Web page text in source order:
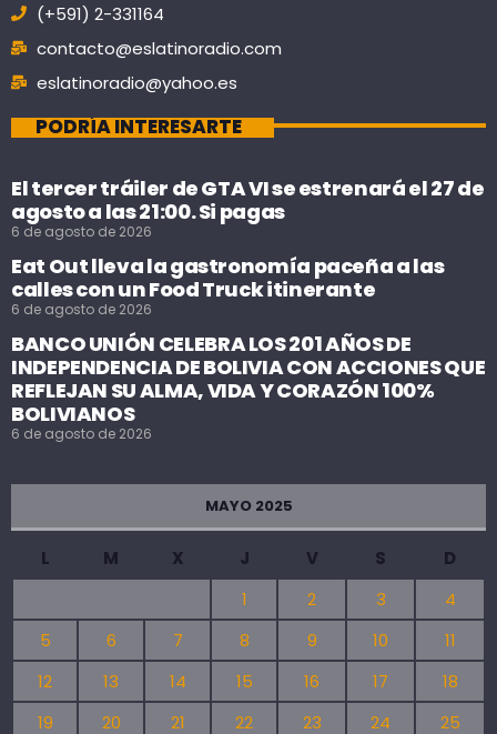
(+591) 2-331164
contacto@eslatinoradio.com
eslatinoradio@yahoo.es
PODRÍA INTERESARTE
El tercer tráiler de GTA VI se estrenará el 27 de
agosto a las 21:00. Si pagas
6 de agosto de 2026
Eat Out lleva la gastronomía paceña a las
calles con un Food Truck itinerante
6 de agosto de 2026
BANCO UNIÓN CELEBRA LOS 201 AÑOS DE
INDEPENDENCIA DE BOLIVIA CON ACCIONES QUE
REFLEJAN SU ALMA, VIDA Y CORAZÓN 100%
BOLIVIANOS
6 de agosto de 2026
MAYO 2025
L M X J V S
D
1
2 3
4
5
6 7 8 9 10
11
12
13 14 15 16 17
18
19
20 21 22 23 24 25